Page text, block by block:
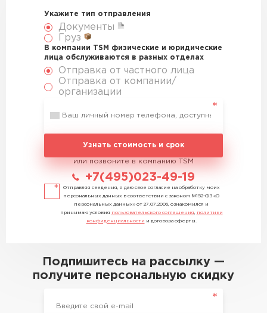
Укажите тип отправления
Документы
Груз
В компании TSM физические и юридические
лица обслуживаются в разных отделах
Отправка от частного лица
Отправка от компании/
организации
Узнать стоимость и срок
или позвоните в компанию TSM
+7(495)023-49-19
Отправляя сведения, я даю свое согласие на обработку моих
персональных данных в соответствии с законом №152-ФЗ «О
персональных данных» от 27.07.2006, ознакомился и
принимаю условия пользовательского соглашения
политики
конфиденциальности и договора оферты.
Подпишитесь на рассылку —
получите персональную скидку